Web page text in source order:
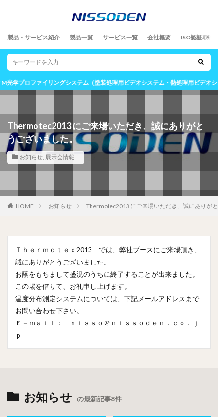
製品・サービス紹介 製品一覧 サービス一覧 会社概要 ISO認証取得
ロファイリングシステム（塗装処理用ビデオシステム・熱処理用ビデオシステ
Thermotec2013 にご来場いただき、誠にありがと
うございました。
お知らせ, 展示会情報
HOME お知らせ Thermotec2013 にご来場いただき、誠にありが
Ｔｈｅｒｍｏｔｅｃ2013 では、弊社ブースにご来場頂き、
誠にありがとうございました。
お蔭をもちまして盛況のうちに終了することが出来ました。
この場を借りて、お礼申し上げます。
温度分布測定システムについては、下記メールアドレスまで
お問い合わせ下さい。
Ｅ－ｍａｉｌ： ｎｉｓｓｏ＠ｎｉｓｓｏｄｅｎ．ｃｏ．ｊ
ｐ
お知らせ の最新記事8件